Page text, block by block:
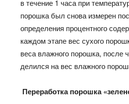
в течение 1 часа при
порошка был снова измерен
определения процентного
каждом этапе вес сухого
веса влажного порошка, после
делился на вес влажного
Переработка порошка